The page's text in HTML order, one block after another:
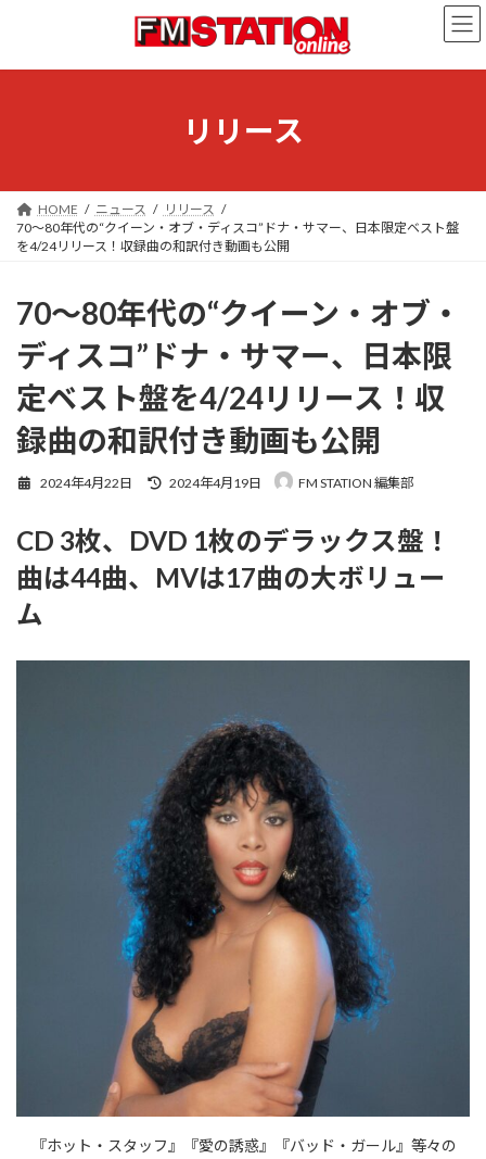
ン
ー
リリース
HOME ニュース
リリース
70～80年代の“クイーン・オブ・ディスコ”ドナ・サマー、日本限定ベスト盤
を4/24リリース！収録曲の和訳付き動画も公開
70～80年代の“クイーン・オブ・
ディスコ”ドナ・サマー、日本限
定ベスト盤を4/24リリース！収
録曲の和訳付き動画も公開
2024年4月22日
最
新
時
2024年4月19日 FM STATION 編集部
CD 3枚、DVD 1枚のデラックス盤！
曲は44曲、MVは17曲の大ボリュー
ム
『ホット・スタッフ』『愛の誘惑』『バッド・ガール』等々の